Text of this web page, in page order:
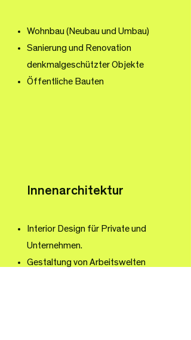
Wohnbau (Neubau und Umbau)
Sanierung und Renovation
denkmalgeschützter Objekte
Öffentliche Bauten
Innenarchitektur
Interior Design für Private und
Unternehmen.
Gestaltung von Arbeitswelten